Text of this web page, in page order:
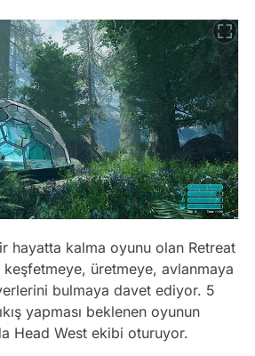
hayatta kalma oyunu olan Retreat
keşfetmeye, üretmeye, avlanmaya
bulmaya davet ediyor. 5
yapması beklenen oyunun
Head West ekibi oturuyor.